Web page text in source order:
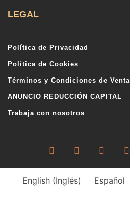
LEGAL
Política de Privacidad
Política de Cookies
Términos y Condiciones de Venta
ANUNCIO REDUCCIÓN CAPITAL
Trabaja con nosotros
English(Inglés) Español